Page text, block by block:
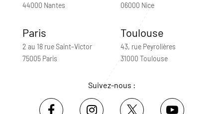
44000 Nantes
06000 Nice
Paris
2 au 18 rue Saint-Victor
75005 Paris
Toulouse
43, rue Peyrolières
31000 Toulouse
Suivez-nous :